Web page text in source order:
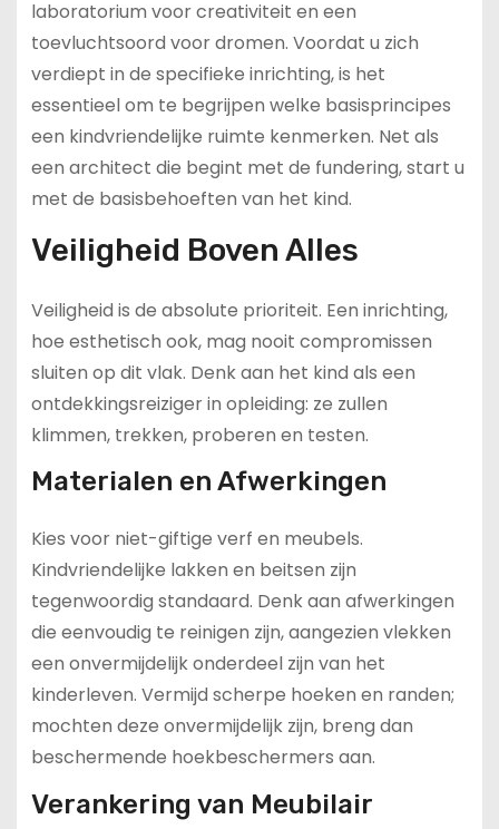
laboratorium voor creativiteit en een
toevluchtsoord voor dromen. Voordat u zich
verdiept in de specifieke inrichting, is het
essentieel om te begrijpen welke basisprincipes
een kindvriendelijke ruimte kenmerken. Net als
een architect die begint met de fundering, start u
met de basisbehoeften van het kind.
Veiligheid Boven Alles
Veiligheid is de absolute prioriteit. Een inrichting,
hoe esthetisch ook, mag nooit compromissen
sluiten op dit vlak. Denk aan het kind als een
ontdekkingsreiziger in opleiding: ze zullen
klimmen, trekken, proberen en testen.
Materialen en Afwerkingen
Kies voor niet-giftige verf en meubels.
Kindvriendelijke lakken en beitsen zijn
tegenwoordig standaard. Denk aan afwerkingen
die eenvoudig te reinigen zijn, aangezien vlekken
een onvermijdelijk onderdeel zijn van het
kinderleven. Vermijd scherpe hoeken en randen;
mochten deze onvermijdelijk zijn, breng dan
beschermende hoekbeschermers aan.
Verankering van Meubilair